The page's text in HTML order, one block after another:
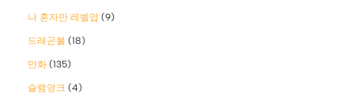
나 혼자만 레벨업 (9)
드래곤볼 (18)
만화 (135)
슬램덩크 (4)